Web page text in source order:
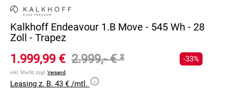
Kalkhoff Endeavour 1.B Move - 545 Wh - 28
Zoll - Trapez
1.999,99 € 2.999,- €²
inkl. MwSt, zzgl. Versand
-33%
Leasing z. B. 43 € /mtl.